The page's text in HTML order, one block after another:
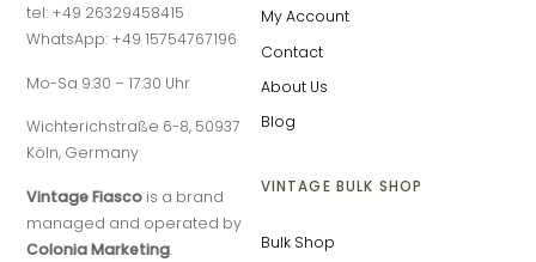
tel: +49 26329458415
WhatsApp: +49 15754767196
Mo-Sa 9:30 – 17:30 Uhr
Wichterichstraße 6-8, 50937
Köln, Germany
Vintage Fiasco is a brand
managed and operated by
Colonia Marketing.
My Account
Contact
About Us
Blog
VINTAGE BULK SHOP
Bulk Shop